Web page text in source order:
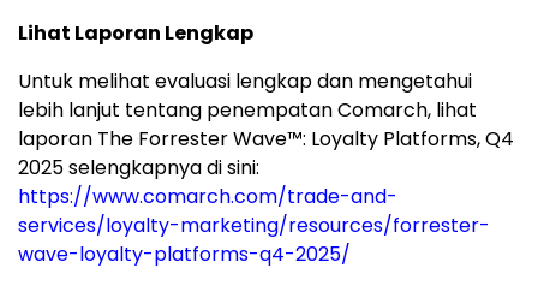
Lihat Laporan Lengkap
Untuk melihat evaluasi lengkap dan mengetahui
lebih lanjut tentang penempatan Comarch, lihat
laporan The Forrester Wave™: Loyalty Platforms, Q4
2025 selengkapnya di sini:
https://www.comarch.com/trade-and-
services/loyalty-marketing/resources/forrester-
wave-loyalty-platforms-q4-2025/